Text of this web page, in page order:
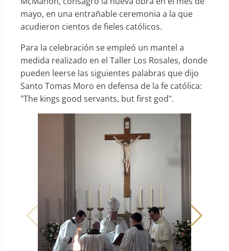
mayo, en una entrañable ceremonia a la que
acudieron cientos de fieles católicos.
Para la celebración se empleó un mantel a
medida realizado en el Taller Los Rosales, donde
pueden leerse las siguientes palabras que dijo
Santo Tomas Moro en defensa de la fe católica:
"The kings good servants, but first god".